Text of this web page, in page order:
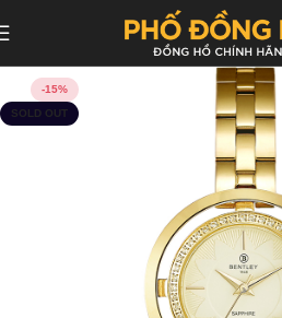
-15%
SOLD OUT